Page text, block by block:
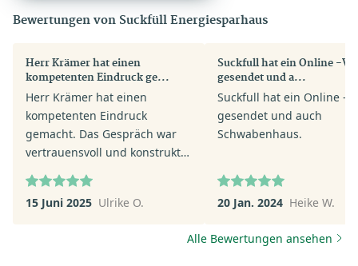
Bewertungen von Suckfüll Energiesparhaus
Herr Krämer hat einen
kompetenten Eindruck ge...
Herr Krämer hat einen
kompetenten Eindruck
gemacht. Das Gespräch war
vertrauensvoll und konstruktiv.
Das Angebot ist absolut
interessant. Suckfüll ist trotz
kleinerer Firma eine
15 Juni 2025 Ulrike O.
Suckfull hat ein Online -
gesendet und a...
Suckfull hat ein Online -
gesendet und auch
Schwabenhaus.
20 Jan. 2024 Heike W.
Alle Bewertungen ansehen